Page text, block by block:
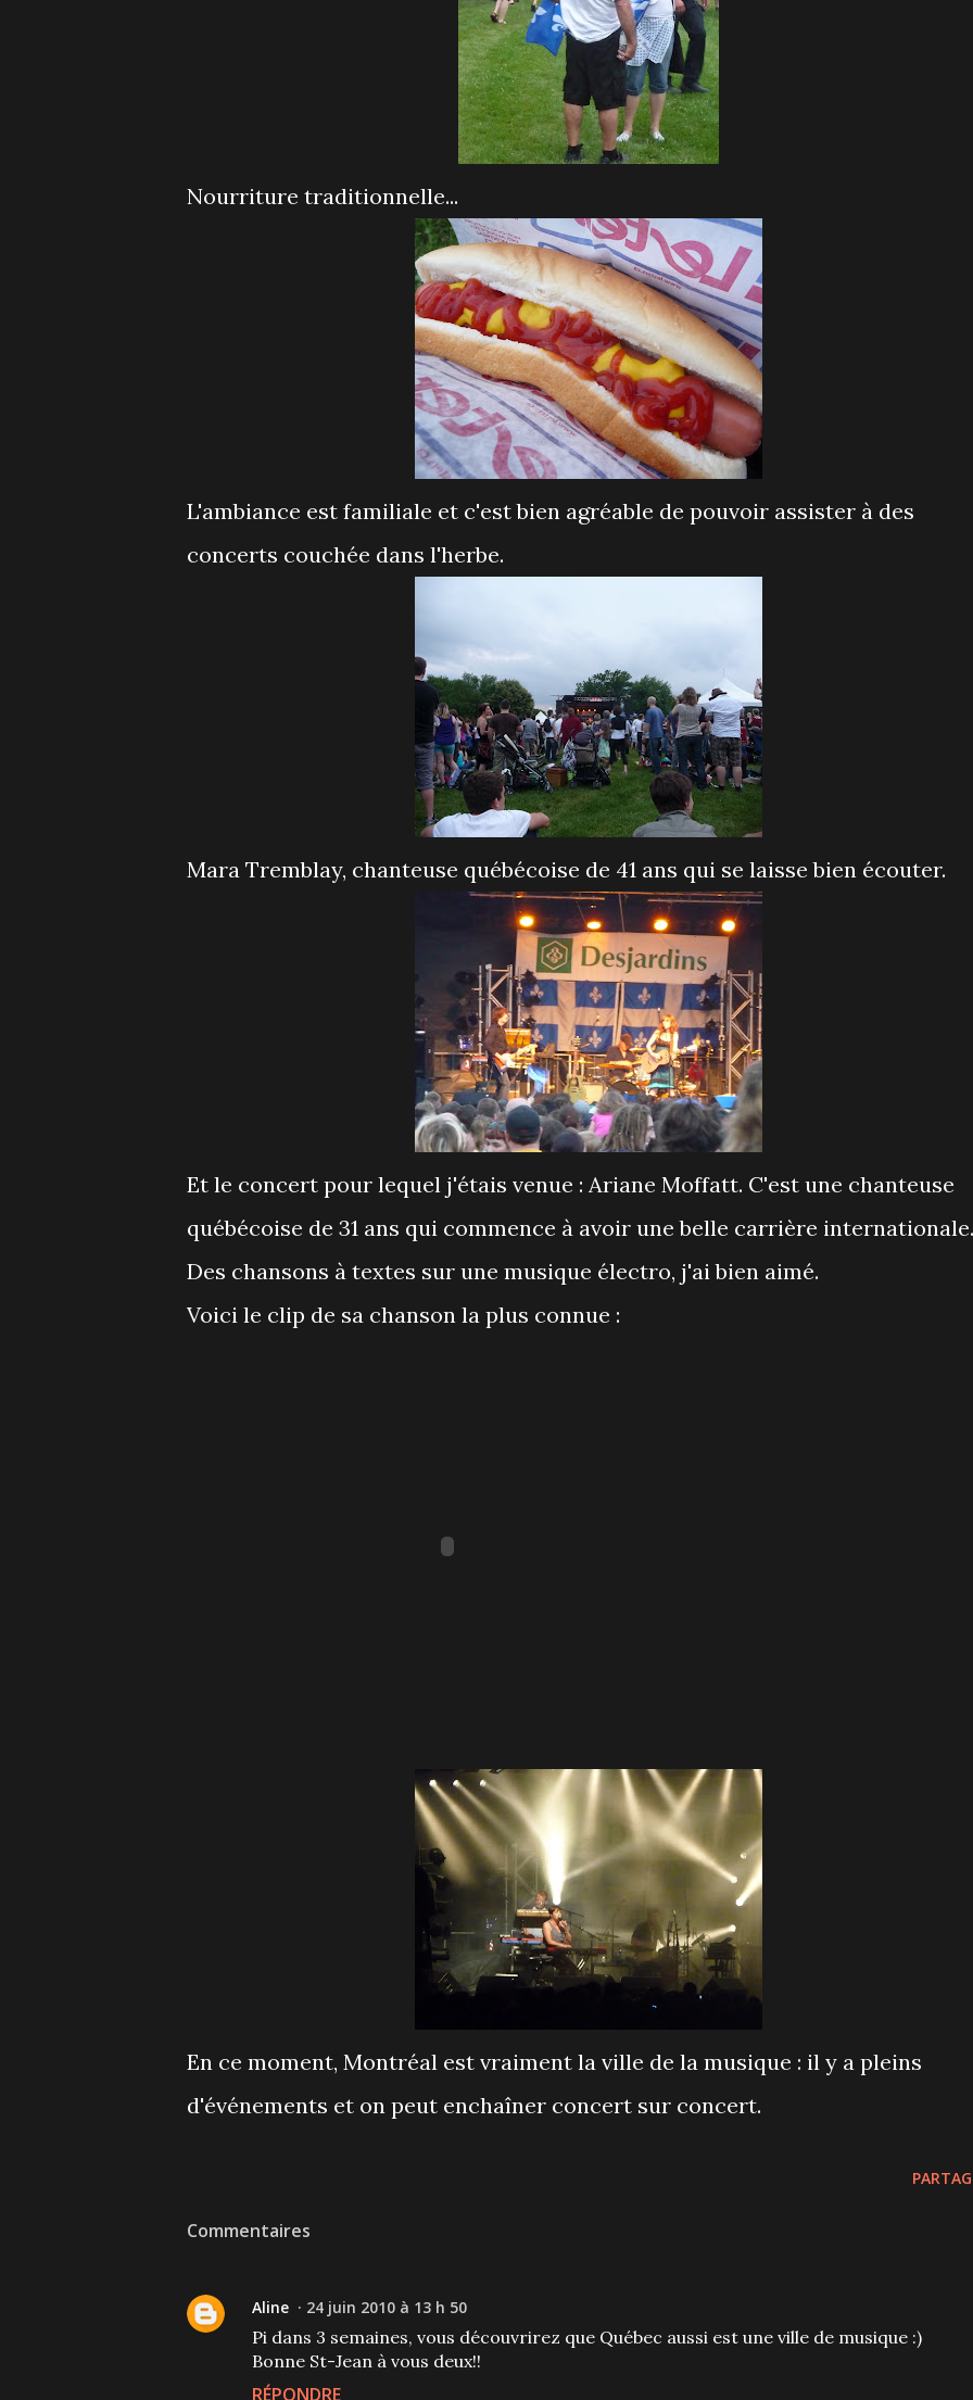
Nourriture traditionnelle...
L'ambiance est familiale et c'est bien agréable de pouvoir assister à des
concerts couchée dans l'herbe.
Mara Tremblay, chanteuse québécoise de 41 ans qui se laisse bien écouter.
Et le concert pour lequel j'étais venue : Ariane Moffatt. C'est une chanteuse
québécoise de 31 ans qui commence à avoir une belle carrière internationale.
Des chansons à textes sur une musique électro, j'ai bien aimé.
Voici le clip de sa chanson la plus connue :
En ce moment, Montréal est vraiment la ville de la musique : il y a pleins
d'événements et on peut enchaîner concert sur concert.
Commentaires
Aline 24 juin 2010 à 13 h 50
Pi dans 3 semaines, vous découvrirez que Québec aussi est une ville de musique :)
Bonne St-Jean à vous deux!!
RÉPONDRE